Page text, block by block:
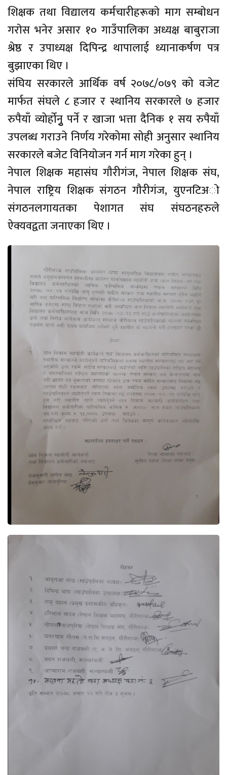
शिक्षक तथा विद्यालय कर्मचारीहरूकाे माग सम्बाेधन
गराेस भनेर असार १० गाउँपालिका अध्यक्ष बाबुराजा
श्रेष्ठ र उपाध्यक्ष दिपिन्द्र थापालाई ध्यानाकर्षण पत्र
बुझाएका थिए ।
संघिय सरकारले आर्थिक वर्ष २०७८/०७९ को वजेट
मार्फत संघले ८ हजार र स्थानिय सरकारले ७ हजार
रुपैयाँ व्योर्होनुृ पर्ने र खाजा भत्ता दैनिक १ सय रुपैयाँ
उपलब्ध गराउने निर्णय गरेकोमा सोही अनुसार स्थानिय
सरकारले बजेट विनियाेजन गर्न माग गरेका हुन् ।
नेपाल शिक्षक महासंघ गाैरीगंज, नेपाल शिक्षक संघ,
नेपाल राष्ट्रिय शिक्षक संगठन गाैरीगंज, युएनटिअाे
संगठनलगायतका पेशागत संघ संघठनहरुले
ऐक्यवद्वता जनाएका थिए ।